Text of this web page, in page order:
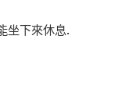
坐下來休息.